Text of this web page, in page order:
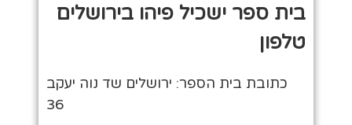
בית ספר ישכיל פיהו בירושלים
טלפון
כתובת בית הספר: ירושלים שד נוה יעקב
36